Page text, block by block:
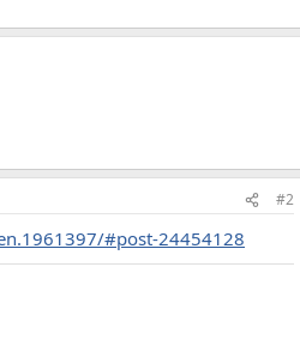
#2
#post-24454128